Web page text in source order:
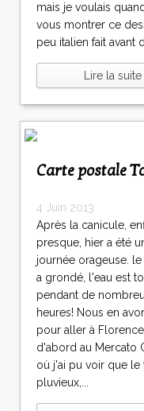
mais je voulais
vous montrer ce
peu italien fait avant
Lire la suite
Carte postale
4 Juin 2013
Après la canicule,
presque, hier a été
journée orageuse.
a grondé, l'eau est
pendant de
heures! Nous en
pour aller à
d'abord au Mercato
où j'ai pu voir que le
pluvieux,...